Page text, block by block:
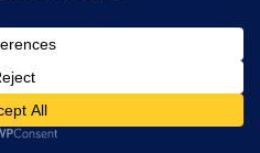
một căn.
ngân sách
Thự.